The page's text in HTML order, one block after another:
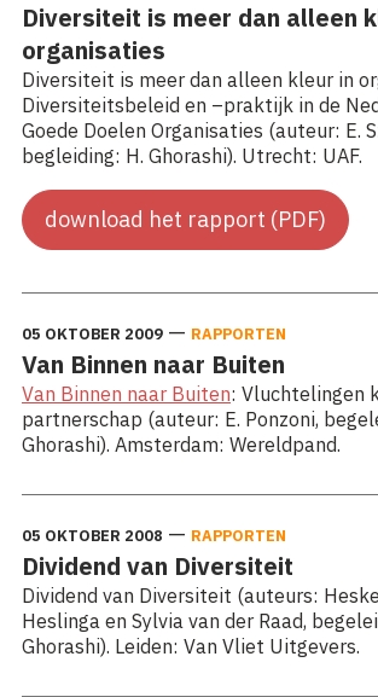
Diversiteit is meer dan alleen
organisaties
Diversiteit is meer dan alleen kleur in
Diversiteitsbeleid en –praktijk in de
Goede Doelen Organisaties (auteur: E.
begleiding: H. Ghorashi). Utrecht: UAF.
download het rapport (PDF)
05 OKTOBER 2009 — RAPPORTEN
Van Binnen naar Buiten
Van Binnen naar Buiten: Vluchtelingen
partnerschap (auteur: E. Ponzoni,
Ghorashi). Amsterdam: Wereldpand.
05 OKTOBER 2008 — RAPPORTEN
Dividend van Diversiteit
Dividend van Diversiteit (auteurs:
Heslinga en Sylvia van der Raad,
Ghorashi). Leiden: Van Vliet Uitgevers.